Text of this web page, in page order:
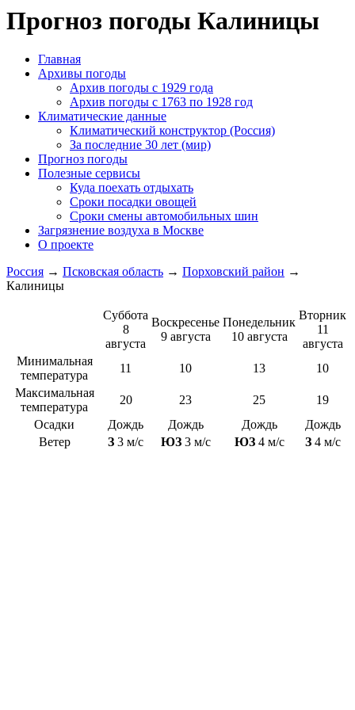
Прогноз погоды Калиницы
Главная
Архивы погоды
Архив погоды c 1929 года
Архив погоды c 1763 по 1928 год
Климатические данные
Климатический конструктор (Россия)
За последние 30 лет (мир)
Прогноз погоды
Полезные сервисы
Куда поехать отдыхать
Сроки посадки овощей
Сроки смены автомобильных шин
Загрязнение воздуха в Москве
О проекте
Россия → Псковская область → Порховский район →
Калиницы
Суббота
8
августа
Воскресенье
9 августа
Понедельник
10 августа
Вторник
11
августа
Минимальная
температура
11 10 13
10
Максимальная
температура
20 23 25
19
Осадки
Дождь Дождь Дождь
Дождь
Ветер
З 3 м/с ЮЗ3 м/с ЮЗ4 м/с З4 м/с